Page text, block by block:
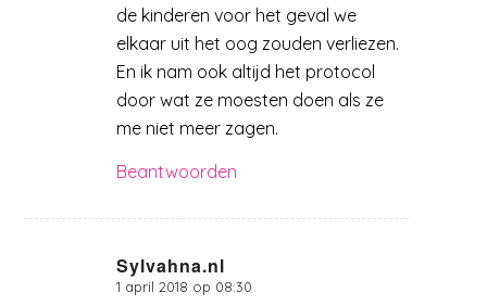
de kinderen voor het geval we
elkaar uit het oog zouden verliezen.
En ik nam ook altijd het protocol
door wat ze moesten doen als ze
me niet meer zagen.
Beantwoorden
Sylvahna.nl
zegt:
1 april 2018 op 08:30